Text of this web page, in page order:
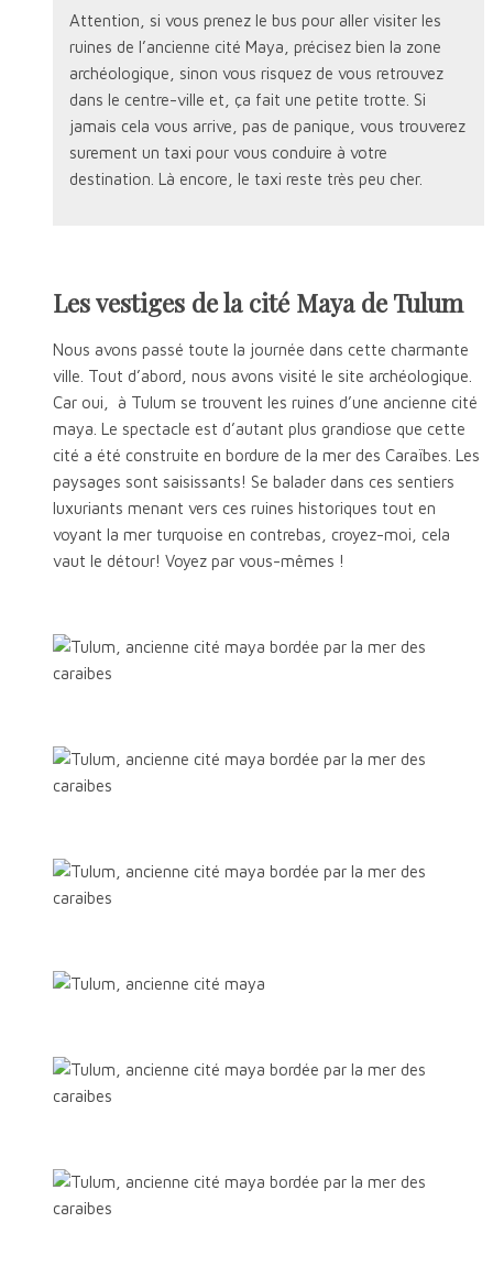
Attention, si vous prenez le bus pour aller visiter les
ruines de l’ancienne cité Maya, précisez bien la zone
archéologique, sinon vous risquez de vous retrouvez
dans le centre-ville et, ça fait une petite trotte. Si
jamais cela vous arrive, pas de panique, vous trouverez
surement un taxi pour vous conduire à votre
destination. Là encore, le taxi reste très peu cher.
Les vestiges de la cité Maya de Tulum
Nous avons passé toute la journée dans cette charmante
ville. Tout d’abord, nous avons visité le site archéologique.
Car oui, à Tulum se trouvent les ruines d’une ancienne cité
maya. Le spectacle est d’autant plus grandiose que cette
cité a été construite en bordure de la mer des Caraïbes. Les
paysages sont saisissants! Se balader dans ces sentiers
luxuriants menant vers ces ruines historiques tout en
voyant la mer turquoise en contrebas, croyez-moi, cela
vaut le détour! Voyez par vous-mêmes !